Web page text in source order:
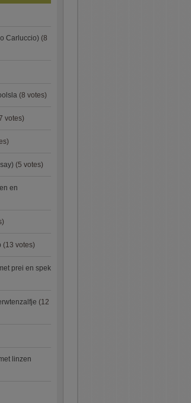
Carluccio) (8
(8 votes)
votes)
(5 votes)
en
(13 votes)
prei en spek
(12
linzen